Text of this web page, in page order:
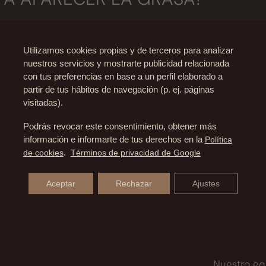
CON ANESTESIA
hospitalario con todos los recursos para que los
como unas agujetas fuertes en la zona
DE UNA LIPOSUCCIÓN?
no aumenta, por ello cuando extraemos grasa
diremos que los resultados serán permanentes,
Utilizamos cookies propias y de terceros para analizar
nuestros servicios y mostrarte publicidad relacionada
con tus preferencias en base a un perfil elaborado a
partir de tus hábitos de navegación (p. ej. páginas
visitadas).
Podrás revocar este consentimiento, obtener más
información e informarte de tus derechos en la Política
de cookies. Términos de privacidad de Google
Aceptar Rechazar Ajustes